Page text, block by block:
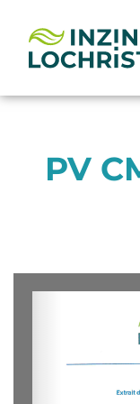
Aller
au
contenu
PV